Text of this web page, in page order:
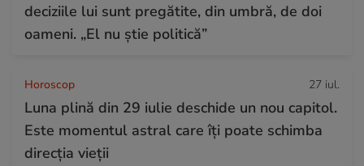
deciziile lui sunt pregătite, din umbră, de doi
oameni. „El nu știe politică”
Horoscop 27 iul.
Luna plină din 29 iulie deschide un nou capitol.
Este momentul astral care îți poate schimba
direcția vieții